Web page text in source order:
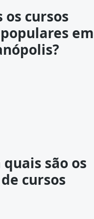
os cursos
em
quais são os
cursos